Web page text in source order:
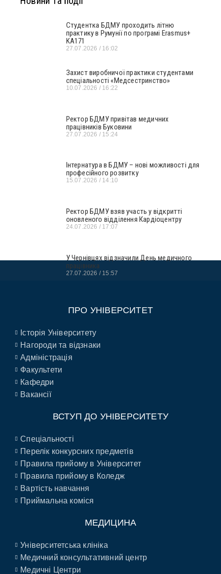
Студентка БДМУ проходить літню
практику в Румунії по програмі Erasmus+
KA171
27.07.2026 16:02
Захист виробничої практики студентами
спеціальності «Медсестринство»
10.07.2026 16:22
Ректор БДМУ привітав медичних
працівників Буковини
27.07.2026 15:24
Інтернатура в БДМУ – нові можливості для
професійного розвитку
15.07.2026 14:10
Ректор БДМУ взяв участь у відкритті
оновленого відділення Кардіоцентру
24.07.2026 17:07
У Чернівцях відзначили День медичного
працівника
27.07.2026 15:57
ПРО УНІВЕРСИТЕТ
Історія Університету
Нагороди та відзнаки
Адміністрація
Факультети
Кафедри
Вакансії
ВСТУП ДО УНІВЕРСИТЕТУ
Спеціальності
Перелік конкурсних предметів
Правила прийому в Університет
Правила прийому в Коледж
Вартість навчання
Приймальна коміся
МЕДИЦИНА
Університетська клініка
Медичний консультативний центр
Медичні Центри